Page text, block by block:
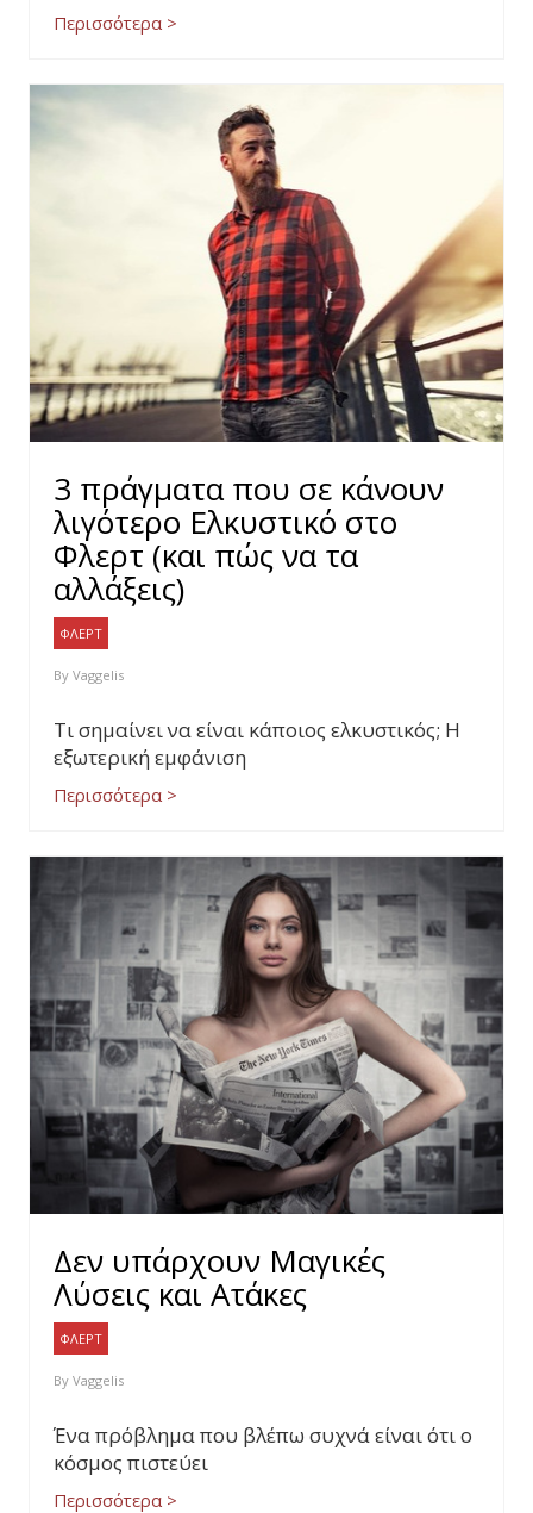
Περισσότερα >
3 πράγματα που σε κάνουν
λιγότερο Ελκυστικό στο
Φλερτ (και πώς να τα
αλλάξεις)
ΦΛΕΡΤ
By Vaggelis
Τι σημαίνει να είναι κάποιος ελκυστικός; Η
εξωτερική εμφάνιση
Περισσότερα >
Δεν υπάρχουν Μαγικές
Λύσεις και Ατάκες
ΦΛΕΡΤ
By Vaggelis
Ένα πρόβλημα που βλέπω συχνά είναι ότι ο
κόσμος πιστεύει
Περισσότερα >